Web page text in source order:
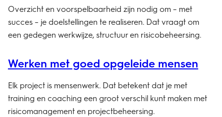
Overzicht en voorspelbaarheid zijn nodig om – met
succes – je doelstellingen te realiseren. Dat vraagt om
een gedegen werkwijze, structuur en risicobeheersing.
Werken met goed opgeleide mensen
Elk project is mensenwerk. Dat betekent dat je met
training en coaching een groot verschil kunt maken met
risicomanagement en projectbeheersing.